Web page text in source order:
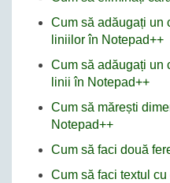
Cum să adăugați un
liniilor în Notepad++
Cum să adăugați un
linii în Notepad++
Cum să mărești
Notepad++
Cum să faci două
Cum să faci textul